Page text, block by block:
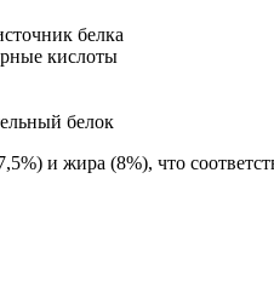
белка
кислоты
белок
и жира (8%), что